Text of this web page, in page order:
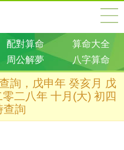
配對算命
算命大全
周公解夢 八字算命
詢，戊申年 癸亥月 戊
二八年 十月(大) 初四
查詢